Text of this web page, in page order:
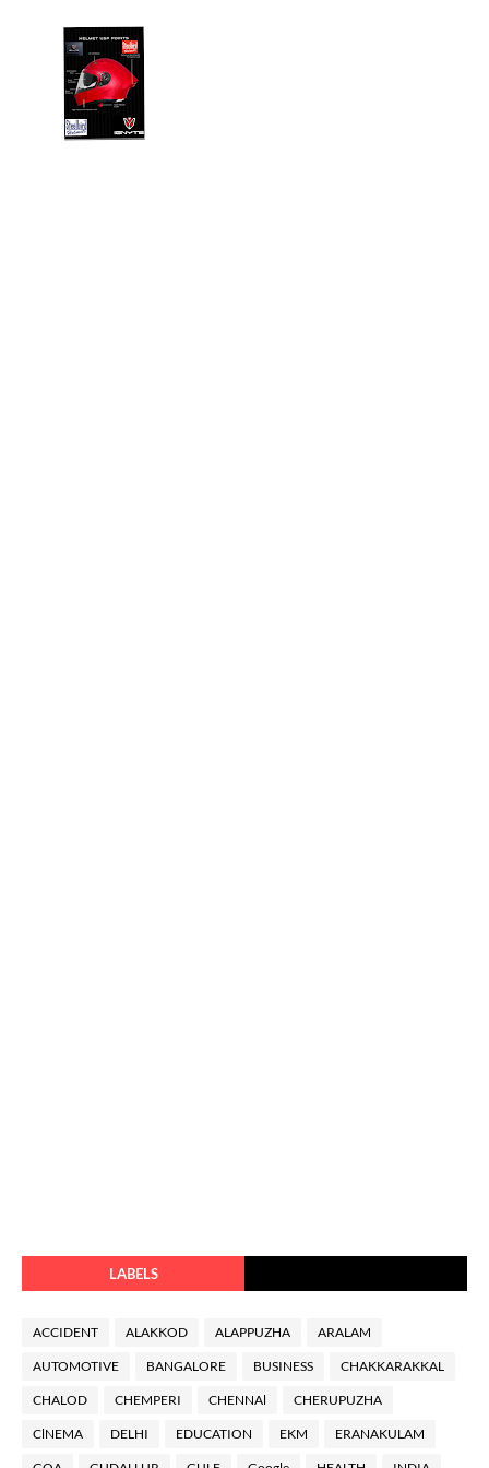
LABELS
ACCIDENT ALAKKOD ALAPPUZHA ARALAM
AUTOMOTIVE BANGALORE BUSINESS CHAKKARAKKAL
CHALOD CHEMPERI CHENNAl CHERUPUZHA
ClNEMA DELHI EDUCATION EKM ERANAKULAM